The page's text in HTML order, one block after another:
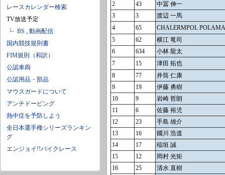
レースカレンダー検索
TV放送予定
BS , 動画配信
国内競技規則書
FIM規則（和訳）
公認車両
公認用品・部品
マウスガードについて
アンチドーピング
熱中症を予防しよう
全日本選手権シリーズランキン
グ
エンジョイ!!バイクレース
2
43
中冨 伸一
3
3
渡辺 一馬
4
65
CHALERMPOL
5
62
横江 竜司
6
634
小林 龍太
7
15
津田 拓也
8
77
井筒 仁康
9
19
伊藤 勇樹
10
9
岩崎 哲朗
11
6
佐藤 裕児
12
23
手島 雄介
13
16
國川 浩道
14
17
稲垣 誠
15
12
岡村 光矩
16
25
清水 直樹